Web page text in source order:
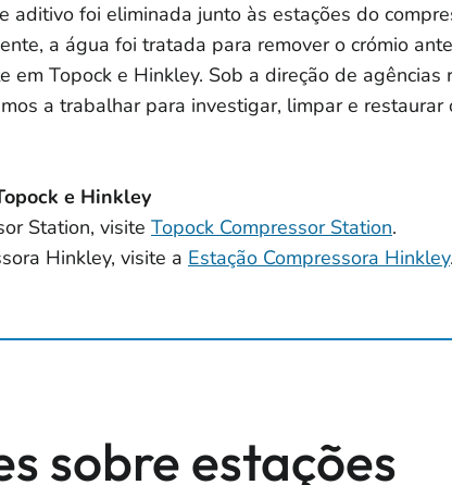
foi eliminada junto às estações do
a água foi tratada para remover o crómio
em Topock e Hinkley. Sob a direção de
a trabalhar para investigar, limpar e
e Hinkley
Station, visite Topock Compressor Station.
Hinkley, visite a Estação Compressora Hinkley.
sobre estações